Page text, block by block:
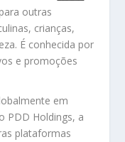
outras
crianças,
É conhecida por
e promoções
em
PDD Holdings, a
plataformas